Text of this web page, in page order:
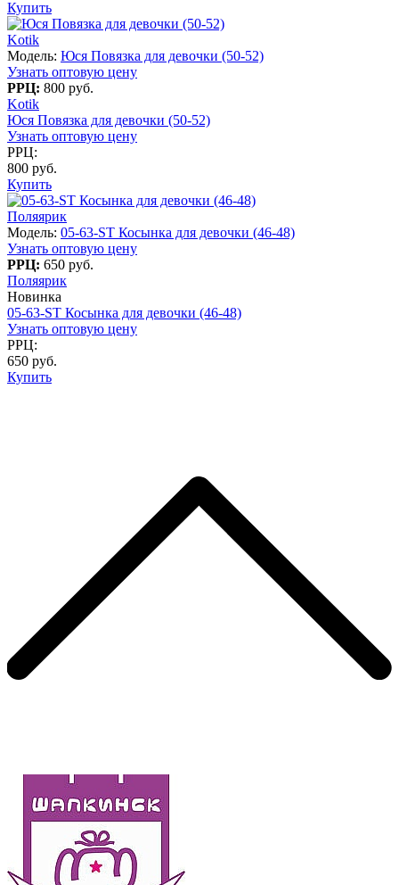
Купить
Kotik
Модель: Юся Повязка для девочки (50-52)
Узнать оптовую цену
РРЦ: 800 руб.
Kotik
Юся Повязка для девочки (50-52)
Узнать оптовую цену
РРЦ:
800 руб.
Купить
Поляярик
Модель: 05-63-ST Косынка для девочки (46-48)
Узнать оптовую цену
РРЦ: 650 руб.
Поляярик
Новинка
05-63-ST Косынка для девочки (46-48)
Узнать оптовую цену
РРЦ:
650 руб.
Купить